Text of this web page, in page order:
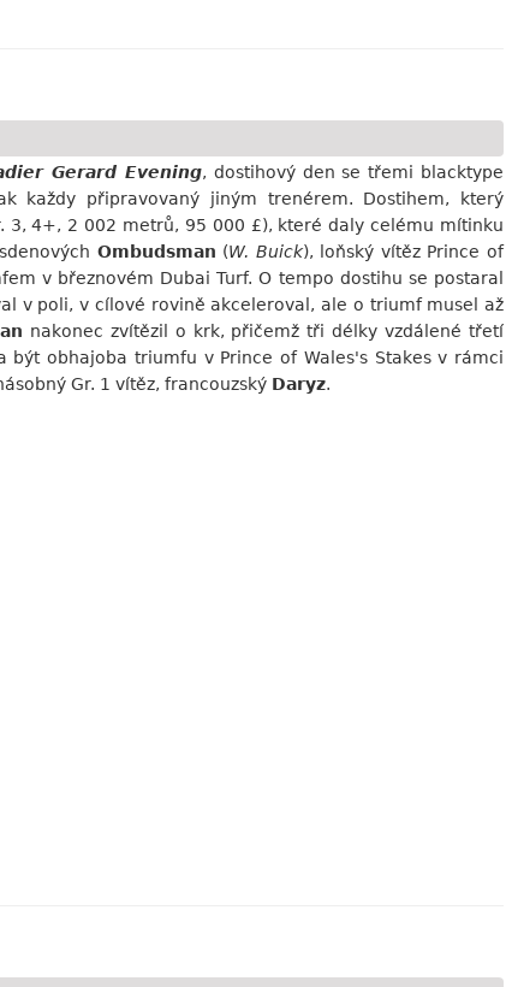
Gerard Evening, dostihový den se třemi blacktype
každy připravovaný jiným trenérem. Dostihem, který
3, 4+, 2 002 metrů, 95 000 £), které daly celému mítinku
Ombudsman (W. Buick), loňský vítěz Prince of
v březnovém Dubai Turf. O tempo dostihu se postaral
v poli, v cílové rovině akceleroval, ale o triumf musel až
nakonec zvítězil o krk, přičemž tři délky vzdálené třetí
být obhajoba triumfu v Prince of Wales's Stakes v rámci
Gr. 1 vítěz, francouzský Daryz.